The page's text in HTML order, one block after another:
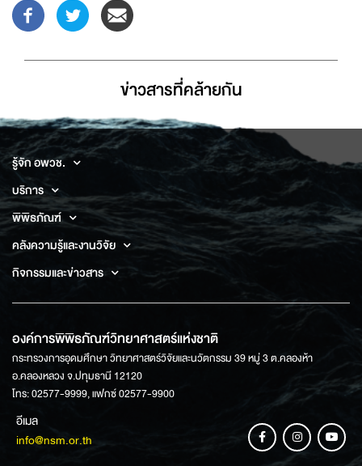
ข่าวสารที่่คล้ายกัน
รู้จัก อพวช.
บริการ
พิพิธภัณฑ์
คลังความรู้และงานวิจัย
กิจกรรมและข่าวสาร
องค์การพิพิธภัณฑ์วิทยาศาสตร์แห่งชาติ
กระทรวงการอุดมศึกษา วิทยาศาสตร์วิจัยและนวัตกรรม 39 หมู่ 3 ต.คลองห้า
อ.คลองหลวง จ.ปทุมธานี 12120
โทร: 02577-9999, แฟกซ์ 02577-9900
อีเมล
info@nsm.or.th